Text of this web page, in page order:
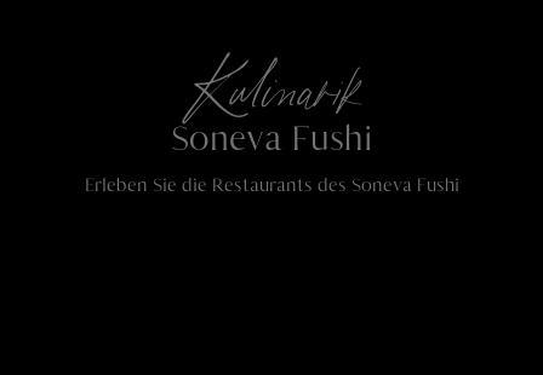
Kulinarik
Soneva Fushi
Erleben Sie die Restaurants des Soneva Fushi